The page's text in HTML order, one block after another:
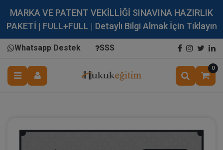
MARKA VE PATENT VEKİLLİĞİ SINAVINA HAZIRLIK
PAKETİ | FULL+FULL | Detaylı Bilgi Almak İçin Tıklayın
Whatsapp Destek SSS
0